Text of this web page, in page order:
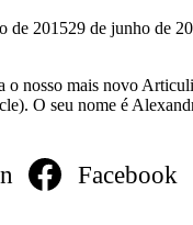
de 201529 de junho de
o nosso mais novo
O seu nome é
Facebook